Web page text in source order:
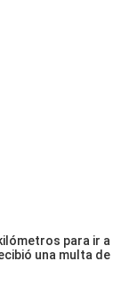
para ir a
una multa de